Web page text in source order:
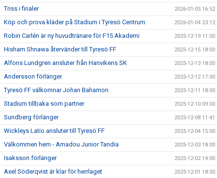
Triss i finaler 2026-01-05 16:52
Köp och prova kläder på Stadium i Tyresö Centrum 2026-01-04 23:12
Robin Carlén är ny huvudtränare för F15 Akademi 2025-12-19 11:00
Hisham Shnawa återvänder till Tyresö FF 2025-12-15 18:00
Alfons Lundgren ansluter från Hanvikens SK 2025-12-13 18:00
Andersson förlänger 2025-12-12 17:00
Tyresö FF välkomnar Johan Bahamon 2025-12-11 18:00
Stadium tillbaka som partner 2025-12-10 09:00
Sundberg förlänger 2025-12-08 11:41
Wickleys Latio ansluter till Tyresö FF 2025-12-04 15:00
Välkommen hem - Amadou Junior Tandia 2025-12-03 18:00
Isaksson förlänger 2025-12-02 14:00
Axel Söderqvist är klar för herrlaget 2025-12-01 18:00